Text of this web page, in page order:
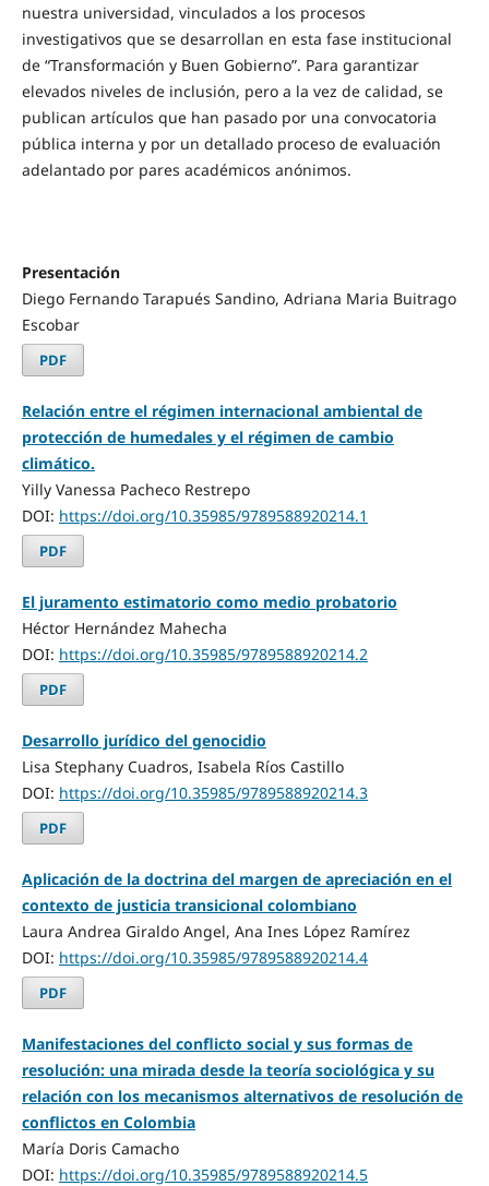
nuestra universidad, vinculados a los procesos
investigativos que se desarrollan en esta fase institucional
de “Transformación y Buen Gobierno”. Para garantizar
elevados niveles de inclusión, pero a la vez de calidad, se
publican artículos que han pasado por una convocatoria
pública interna y por un detallado proceso de evaluación
adelantado por pares académicos anónimos.
Presentación
Diego Fernando Tarapués Sandino, Adriana Maria Buitrago
Escobar
PDF
Relación entre el régimen internacional ambiental de
protección de humedales y el régimen de cambio
climático.
Yilly Vanessa Pacheco Restrepo
DOI: https://doi.org/10.35985/9789588920214.1
PDF
El juramento estimatorio como medio probatorio
Héctor Hernández Mahecha
DOI: https://doi.org/10.35985/9789588920214.2
PDF
Desarrollo jurídico del genocidio
Lisa Stephany Cuadros, Isabela Ríos Castillo
DOI: https://doi.org/10.35985/9789588920214.3
PDF
Aplicación de la doctrina del margen de apreciación en el
contexto de justicia transicional colombiano
Laura Andrea Giraldo Angel, Ana Ines López Ramírez
DOI: https://doi.org/10.35985/9789588920214.4
PDF
Manifestaciones del conflicto social y sus formas de
resolución: una mirada desde la teoría sociológica y su
relación con los mecanismos alternativos de resolución de
conflictos en Colombia
María Doris Camacho
DOI: https://doi.org/10.35985/9789588920214.5